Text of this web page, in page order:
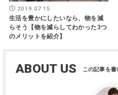
2019.07.15
生活を豊かにしたいなら、物を減
らそう【物を減らしてわかった3つ
のメリットを紹介】
ABOUT US